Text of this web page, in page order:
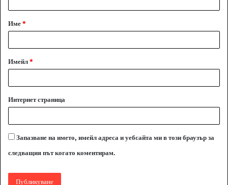
а
р
Име*
Имейл*
Интернет страница
Запазване на името, имейл адреса и уебсайта ми в този браузър за
следващия път когато коментирам.